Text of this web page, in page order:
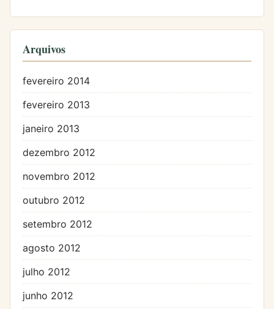
Arquivos
fevereiro 2014
fevereiro 2013
janeiro 2013
dezembro 2012
novembro 2012
outubro 2012
setembro 2012
agosto 2012
julho 2012
junho 2012